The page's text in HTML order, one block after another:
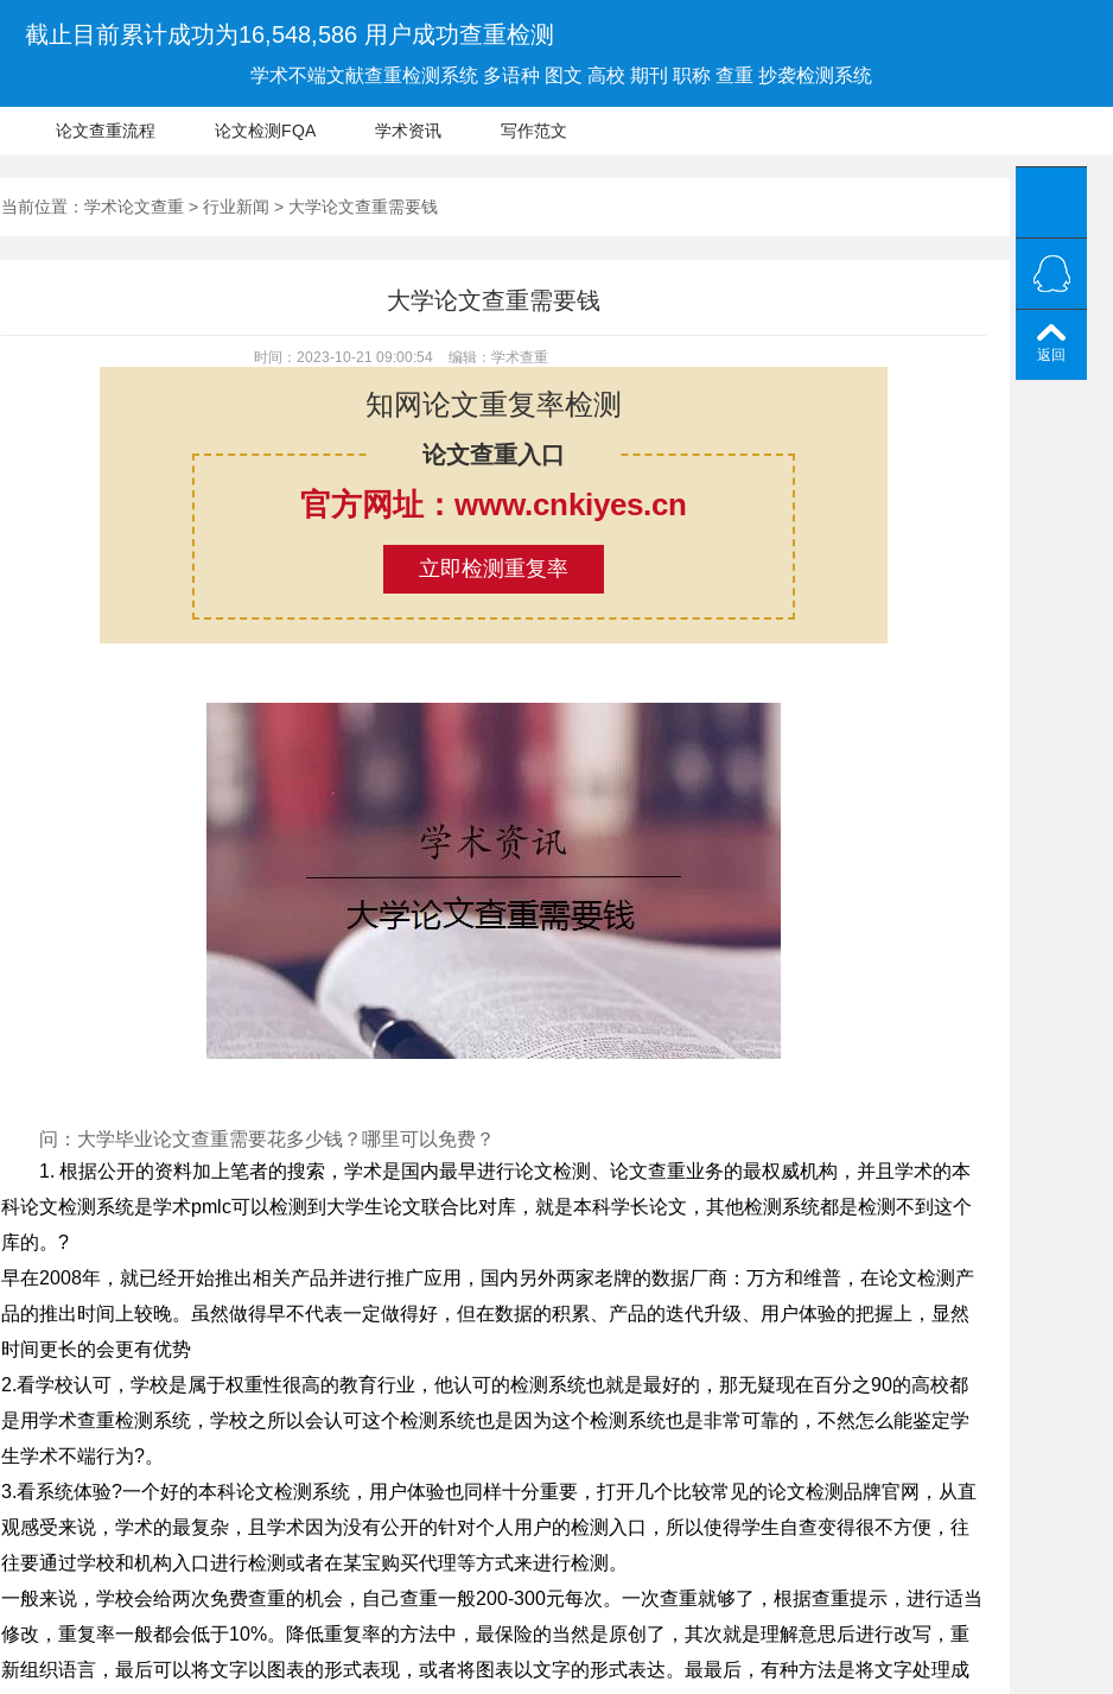
截止目前累计成功为16,548,586 用户成功查重检测
学术不端文献查重检测系统 多语种 图文 高校 期刊 职称 查重 抄袭检测系统
论文查重流程 论文检测FQA 学术资讯 写作范文
当前位置： 学术论文查重 > 行业新闻 > 大学论文查重需要钱
大学论文查重需要钱
时间：2023-10-21 09:00:54 编辑：学术查重
知网论文重复率检测
论文查重入口
官方网址：www.cnkiyes.cn
立即检测重复率
问：大学毕业论文查重需要花多少钱？哪里可以免费？
1. 根据公开的资料加上笔者的搜索，学术是国内最早进行论文检测、论文查重业务的最权威机构，并且学术的本
科论文检测系统是学术pmlc可以检测到大学生论文联合比对库，就是本科学长论文，其他检测系统都是检测不到这个
库的。?
早在2008年，就已经开始推出相关产品并进行推广应用，国内另外两家老牌的数据厂商：万方和维普，在论文检测产
品的推出时间上较晚。虽然做得早不代表一定做得好，但在数据的积累、产品的迭代升级、用户体验的把握上，显然
时间更长的会更有优势
2.看学校认可，学校是属于权重性很高的教育行业，他认可的检测系统也就是最好的，那无疑现在百分之90的高校都
是用学术查重检测系统，学校之所以会认可这个检测系统也是因为这个检测系统也是非常可靠的，不然怎么能鉴定学
生学术不端行为?。
3.看系统体验?一个好的本科论文检测系统，用户体验也同样十分重要，打开几个比较常见的论文检测品牌官网，从直
观感受来说，学术的最复杂，且学术因为没有公开的针对个人用户的检测入口，所以使得学生自查变得很不方便，往
往要通过学校和机构入口进行检测或者在某宝购买代理等方式来进行检测。
一般来说，学校会给两次免费查重的机会，自己查重一般200-300元每次。一次查重就够了，根据查重提示，进行适当
修改，重复率一般都会低于10%。降低重复率的方法中，最保险的当然是原创了，其次就是理解意思后进行改写，重
新组织语言，最后可以将文字以图表的形式表现，或者将图表以文字的形式表达。最最后，有种方法是将文字处理成
返回